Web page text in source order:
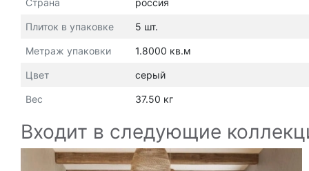
Страна россия
Плиток в упаковке 5 шт.
Метраж упаковки 1.8000 кв.м
Цвет серый
Вес 37.50 кг
Входит в следующие